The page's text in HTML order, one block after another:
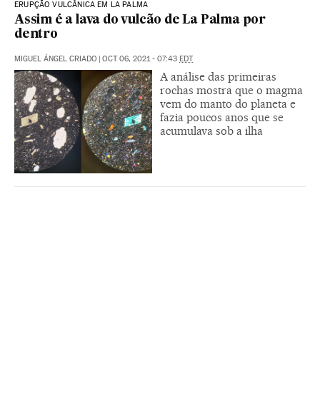
ERUPÇÃO VULCÂNICA EM LA PALMA
Assim é a lava do vulcão de La Palma por
dentro
MIGUEL ÁNGEL CRIADO OCT 06, 2021 - 07:43 EDT
A análise das primeiras
rochas mostra que o magma
vem do manto do planeta e
fazia poucos anos que se
acumulava sob a ilha